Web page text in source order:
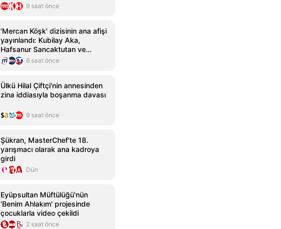
9 saat önce
'Mercan Köşk' dizisinin ana afişi
yayınlandı: Kubilay Aka,
Hafsanur Sancaktutan ve
Bertan Asllani
6 saat önce
Ülkü Hilal Çiftçi'nin annesinden
zina iddiasıyla boşanma davası
9 saat önce
Şükran, MasterChef'te 18.
yarışmacı olarak ana kadroya
girdi
Dün
Eyüpsultan Müftülüğü'nün
'Benim Ahlakım' projesinde
çocuklarla video çekildi
2 saat önce